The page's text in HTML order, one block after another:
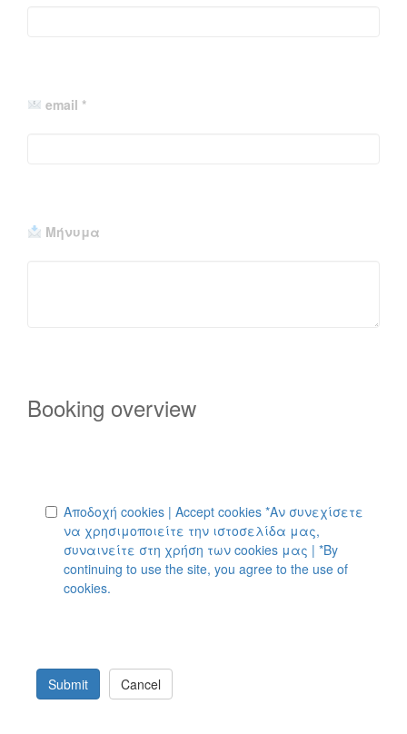
email *
Μήνυμα
Booking overview
Αποδοχή cookies | Accept cookies *Αν συνεχίσετε
να χρησιμοποιείτε την ιστοσελίδα μας,
συναινείτε στη χρήση των cookies μας | *By
continuing to use the site, you agree to the use of
cookies.
Submit Cancel